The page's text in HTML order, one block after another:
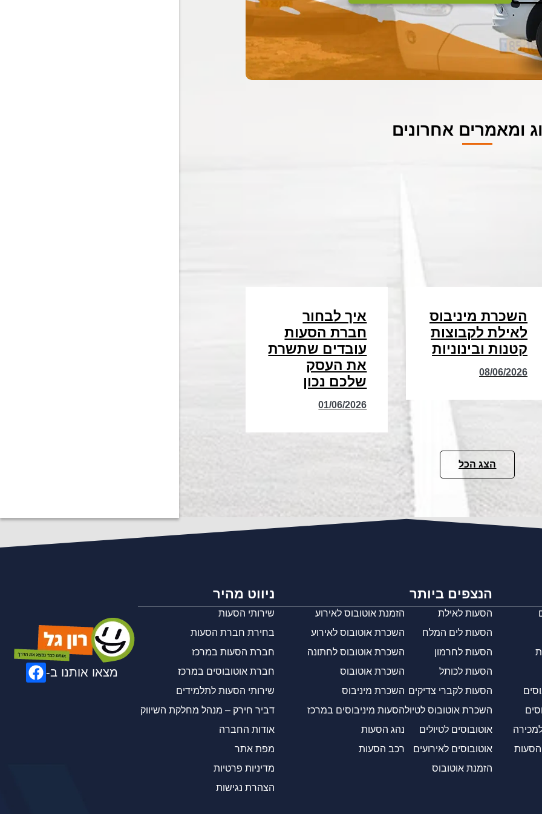
ומאמרים אחרונים
השכרת מיניבוס
לאילת לקבוצות
קטנות ובינוניות
08/06/2026
איך לבחור
חברת הסעות
עובדים שתשרת
את העסק
שלכם נכון
01/06/2026
הצג הכל
הסעות
הנצפים ביותר
הסעות לאילת
הסעות לים המלח
הסעות לחרמון
הסעות לכותל
הסעות לקברי צדיקים
השכרת אוטובוס לטיול
אוטובוסים לטיולים
אוטובוסים לאירועים
הזמנת אוטובוס
הזמנת אוטובוס לאירוע
השכרת אוטובוס לאירוע
השכרת אוטובוס לחתונה
השכרת אוטובוס
השכרת מיניבוס
הסעות מיניבוסים במרכז
נהג הסעות
רכב הסעות
ניווט מהיר
שירותי הסעות
בחירת חברת הסעות
חברת הסעות במרכז
חברת אוטובוסים במרכז
שירותי הסעות לתלמידים
דביר חירק – מנהל מחלקת השיווק
אודות החברה
מפת אתר
מדיניות פרטיות
הצהרת נגישות